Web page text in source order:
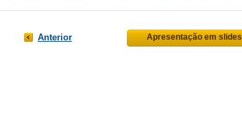
Anterior Apresentação em slides